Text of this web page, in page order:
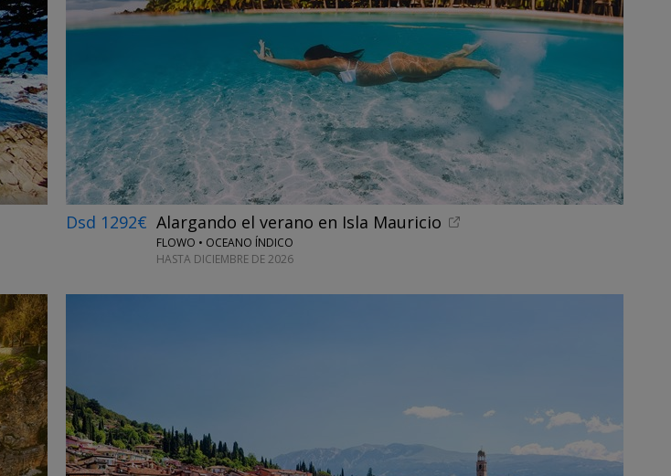
Dsd 1292€ Alargando el verano en Isla Mauricio
FLOWO • OCEANO ÍNDICO
HASTA DICIEMBRE DE 2026
←